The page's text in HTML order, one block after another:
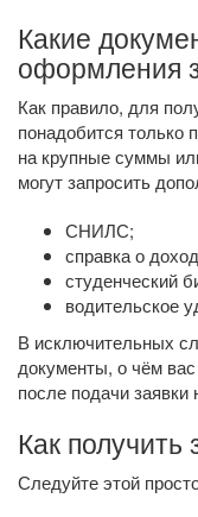
Какие
оформления
Как правило, для
понадобится только
на крупные суммы
могут запросить
СНИЛС;
справка о
студенческий
водительское
В исключительных
документы, о чём
после подачи заявки
Как
Следуйте этой